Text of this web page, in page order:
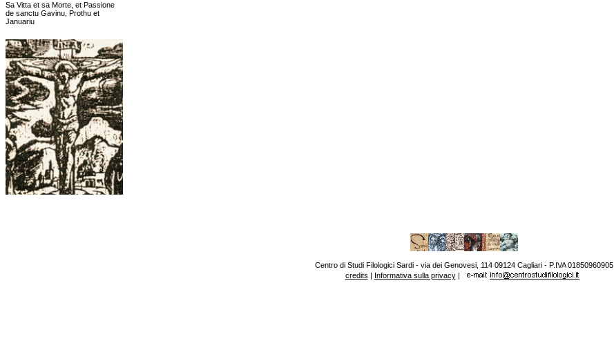
Sa Vitta et sa Morte, et Passione
de sanctu Gavinu, Prothu et
Januariu
Centro di Studi Filologici Sardi - via dei Genovesi, 114 09124 Cagliari - P.IVA 01850960905
credits | Informativa sulla privacy|